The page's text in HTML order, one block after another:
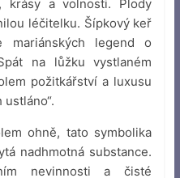
krásy a volnosti. Plody
léčitelku. Šípkový keř
mariánských legend o
na lůžku vystlaném
požitkářství a luxusu
ohně, tato symbolika
nadhmotná substance.
nevinnosti a čisté